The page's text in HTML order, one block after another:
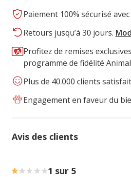
Paiement 100% sécurisé
Retours jusqu’à 30 jours.
Profitez de remises
programme de fidélité
Plus de 40.000 clients
Engagement en faveur du
Avis des clients
1 sur 5